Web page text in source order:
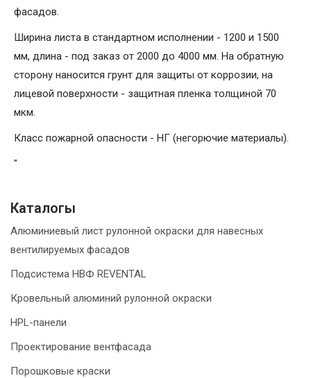
фасадов.
Ширина листа в стандартном исполнении - 1200 и 1500
мм, длина - под заказ от 2000 до 4000 мм. На обратную
сторону наносится грунт для защиты от коррозии, на
лицевой поверхности - защитная пленка толщиной 70
мкм.
Класс пожарной опасности - НГ (негорючие материалы).
"
Каталогы
Алюминиевый лист рулонной окраски для навесных
вентилируемых фасадов
Подсистема НВФ REVENTAL
Кровельный алюминий рулонной окраски
HPL-панели
Проектирование вентфасада
Порошковые краски